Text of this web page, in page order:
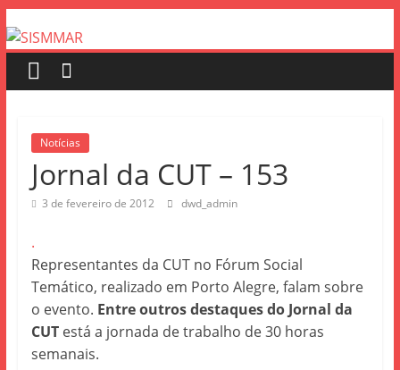
Notícias
Jornal da CUT – 153
3 de fevereiro de 2012 dwd_admin
.
Representantes da CUT no Fórum Social
Temático, realizado em Porto Alegre, falam sobre
o evento. Entre outros destaques do Jornal da
CUTestá a jornada de trabalho de 30 horas
semanais.